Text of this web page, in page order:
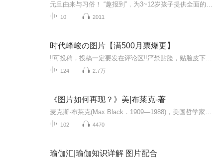
10 2011
时代峰峻の图片【满500月票爆更】
124 2.7万
《图片如何再现？》美|布莱克-著
102 4470
瑜伽汇|瑜伽知识详解 图片配合